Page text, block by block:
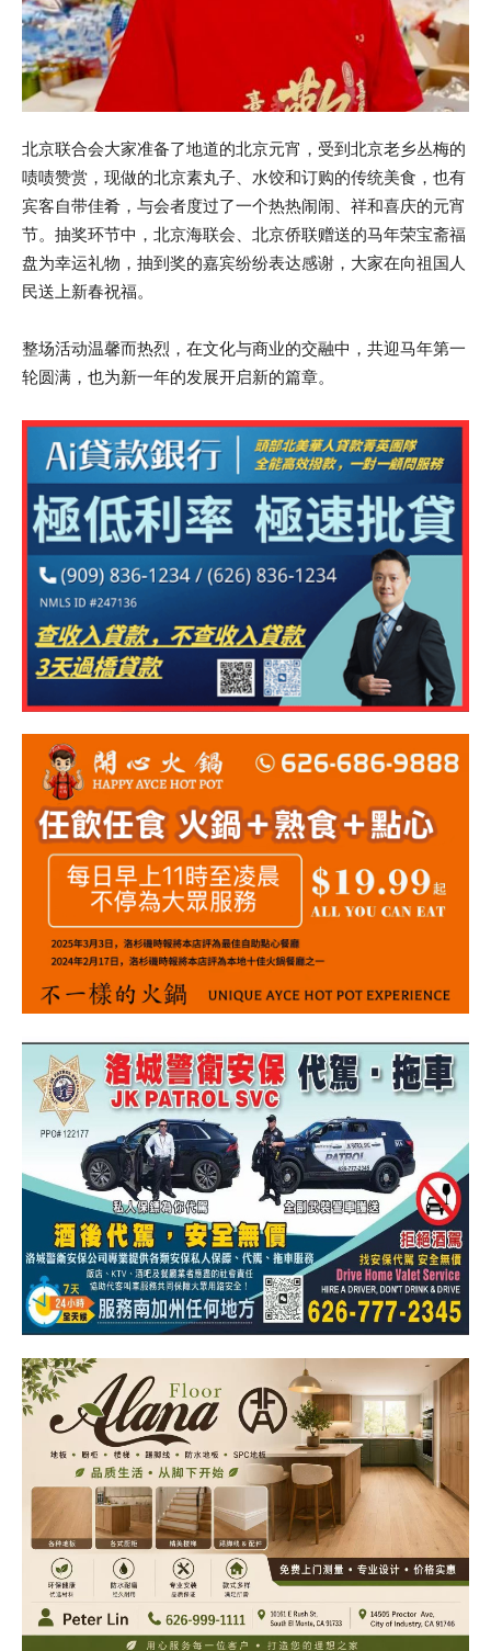
北京联合会大家准备了地道的北京元宵，受到北京老乡丛梅的
啧啧赞赏，现做的北京素丸子、水饺和订购的传统美食，也有
宾客自带佳肴，与会者度过了一个热热闹闹、祥和喜庆的元宵
节。抽奖环节中，北京海联会、北京侨联赠送的马年荣宝斋福
盘为幸运礼物，抽到奖的嘉宾纷纷表达感谢，大家在向祖国人
民送上新春祝福。
整场活动温馨而热烈，在文化与商业的交融中，共迎马年第一
轮圆满，也为新一年的发展开启新的篇章。